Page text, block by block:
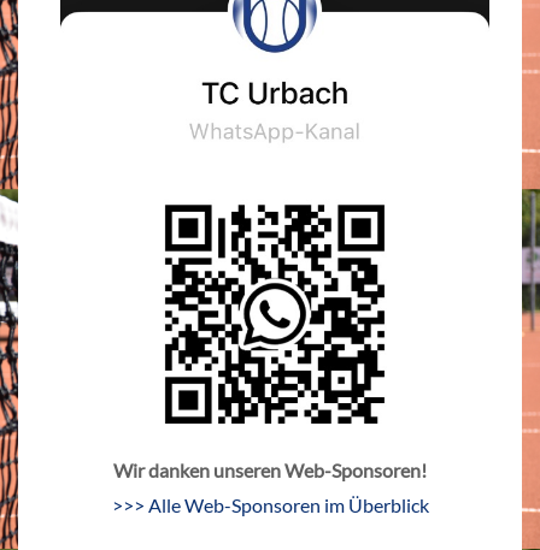
Wir danken unseren Web-Sponsoren!
>>> Alle Web-Sponsoren im Überblick